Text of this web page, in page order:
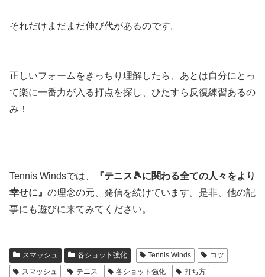
それだけまだまだ伸び代があるのです。
正しいフォームをきっちり理解したら、あとは自分にとっ
て楽に一番力が入る打点を探し、ひたすら反復練習あるの
み！
Tennis Windsでは、
『テニス🎾に関わる全ての人々をより
幸せに』 の理念の元、発信を続けています。是非、他の記
事にも遊びに来てみてください。
スマッシュ 各ショット強化 Tennis Winds
コツ
スマッシュ
テニス 各ショット強化 打ち方